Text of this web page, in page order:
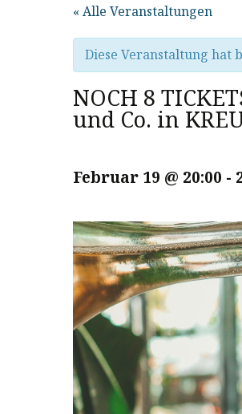
« Alle Veranstaltungen
Diese Veranstaltung hat
NOCH 8
und Co. in
Februar 19 @ 20:00 -